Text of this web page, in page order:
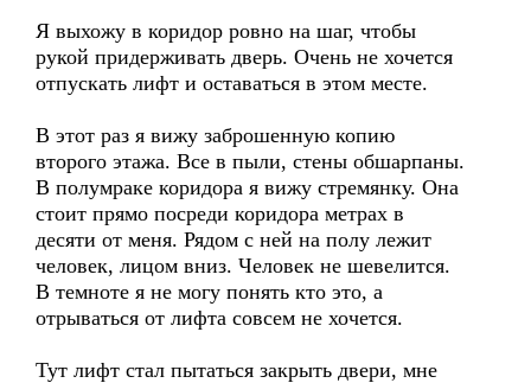
Я выхожу в коридор ровно на шаг, чтобы
рукой придерживать дверь. Очень не хочется
отпускать лифт и оставаться в этом месте.
В этот раз я вижу заброшенную копию
второго этажа. Все в пыли, стены обшарпаны.
В полумраке коридора я вижу стремянку. Она
стоит прямо посреди коридора метрах в
десяти от меня. Рядом с ней на полу лежит
человек, лицом вниз. Человек не шевелится.
В темноте я не могу понять кто это, а
отрываться от лифта совсем не хочется.
Тут лифт стал пытаться закрыть двери, мне